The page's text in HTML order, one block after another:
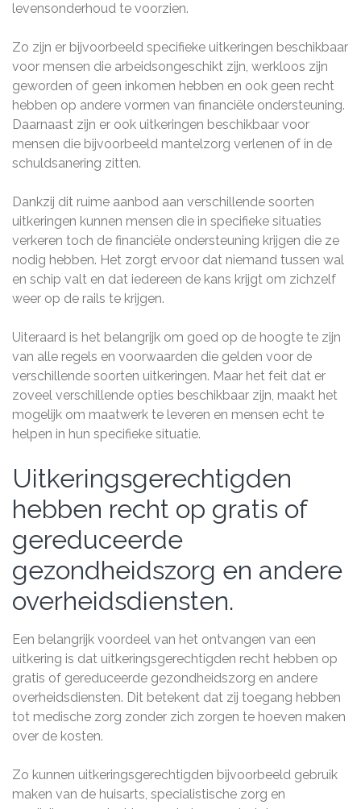
levensonderhoud te voorzien.
Zo zijn er bijvoorbeeld specifieke uitkeringen beschikbaar
voor mensen die arbeidsongeschikt zijn, werkloos zijn
geworden of geen inkomen hebben en ook geen recht
hebben op andere vormen van financiële ondersteuning.
Daarnaast zijn er ook uitkeringen beschikbaar voor
mensen die bijvoorbeeld mantelzorg verlenen of in de
schuldsanering zitten.
Dankzij dit ruime aanbod aan verschillende soorten
uitkeringen kunnen mensen die in specifieke situaties
verkeren toch de financiële ondersteuning krijgen die ze
nodig hebben. Het zorgt ervoor dat niemand tussen wal
en schip valt en dat iedereen de kans krijgt om zichzelf
weer op de rails te krijgen.
Uiteraard is het belangrijk om goed op de hoogte te zijn
van alle regels en voorwaarden die gelden voor de
verschillende soorten uitkeringen. Maar het feit dat er
zoveel verschillende opties beschikbaar zijn, maakt het
mogelijk om maatwerk te leveren en mensen echt te
helpen in hun specifieke situatie.
Uitkeringsgerechtigden
hebben recht op gratis of
gereduceerde
gezondheidszorg en andere
overheidsdiensten.
Een belangrijk voordeel van het ontvangen van een
uitkering is dat uitkeringsgerechtigden recht hebben op
gratis of gereduceerde gezondheidszorg en andere
overheidsdiensten. Dit betekent dat zij toegang hebben
tot medische zorg zonder zich zorgen te hoeven maken
over de kosten.
Zo kunnen uitkeringsgerechtigden bijvoorbeeld gebruik
maken van de huisarts, specialistische zorg en